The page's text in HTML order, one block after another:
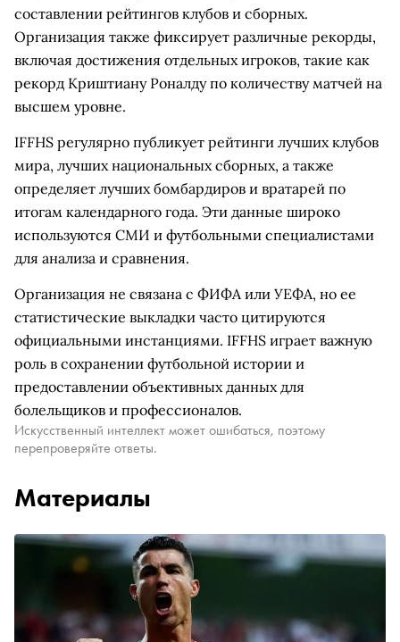
составлении рейтингов клубов и сборных.
Организация также фиксирует различные рекорды,
включая достижения отдельных игроков, такие как
рекорд Криштиану Роналду по количеству матчей на
высшем уровне.
IFFHS регулярно публикует рейтинги лучших клубов
мира, лучших национальных сборных, а также
определяет лучших бомбардиров и вратарей по
итогам календарного года. Эти данные широко
используются СМИ и футбольными специалистами
для анализа и сравнения.
Организация не связана с ФИФА или УЕФА, но ее
статистические выкладки часто цитируются
официальными инстанциями. IFFHS играет важную
роль в сохранении футбольной истории и
предоставлении объективных данных для
болельщиков и профессионалов.
Искусственный интеллект может ошибаться, поэтому
перепроверяйте ответы.
Материалы